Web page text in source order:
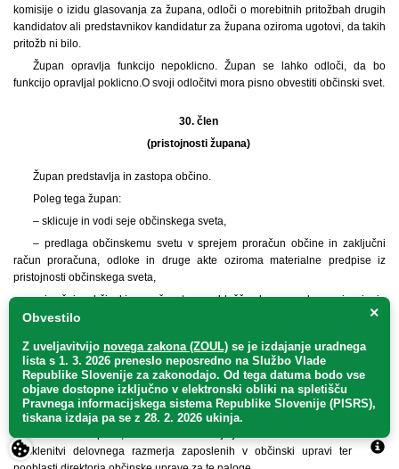
komisije o izidu glasovanja za župana, odloči o morebitnih pritožbah drugih
kandidatov ali predstavnikov kandidatur za župana oziroma ugotovi, da takih
pritožb ni bilo.
Župan opravlja funkcijo nepoklicno. Župan se lahko odloči, da bo
funkcijo opravljal poklicno.O svoji odločitvi mora pisno obvestiti občinski svet.
30. člen
(pristojnosti župana)
Župan predstavlja in zastopa občino.
Poleg tega župan:
– sklicuje in vodi seje občinskega sveta,
– predlaga občinskemu svetu v sprejem proračun občine in zaključni
račun proračuna, odloke in druge akte oziroma materialne predpise iz
pristojnosti občinskega sveta,
– izvršuje občinski proračun ter pooblašča druge osebe za izvajanje
posameznih nalog izvrševanja občinskega proračuna,
– skrbi za izvajanje splošnih aktov občine in drugih odločitev občinskega
sveta,
– skrbi za objavo statuta, odlokov in drugih splošnih aktov občine,
– predlaga ustanovitev organov občinske uprave, določitev njihovega
delovnega področja in notranje organizacije, določi sistemizacijo delovnih
mest v občinski upravi, odloča o imenovanju javnih uslužbencev v nazive ter
o sklenitvi delovnega razmerja zaposlenih v občinski upravi ter lahko
×
Obvestilo
Z uveljavitvijo novega zakona (ZOUL) se je izdajanje uradnega
lista s 1. 3. 2026 preneslo neposredno na Službo Vlade
Republike Slovenije za zakonodajo. Od tega datuma bodo vse
objave dostopne izključno v elektronski obliki na spletišču
Pravnega informacijskega sistema Republike Slovenije (PISRS),
tiskana izdaja pa se z 28. 2. 2026 ukinja.